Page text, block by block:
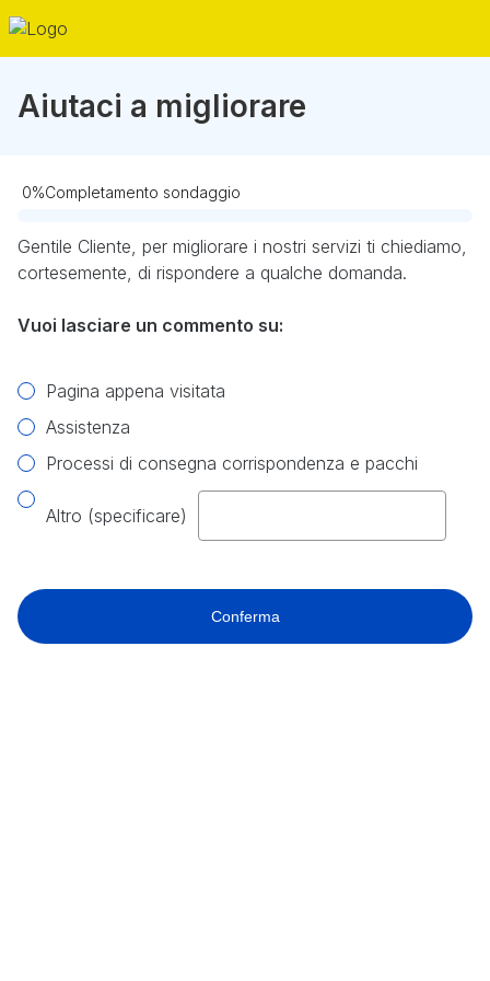
Aiutaci a migliorare
0%Completamento sondaggio
Gentile Cliente, per migliorare i nostri servizi ti chiediamo,
cortesemente, di rispondere a qualche domanda.
Vuoi lasciare un commento su:
Obbligatorio
Pagina appena visitata
Assistenza
Processi di consegna corrispondenza e pacchi
Altro (specificare)
Conferma